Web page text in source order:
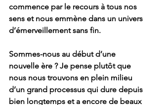
commence par le recours à tous nos
sens et nous emmène dans un univers
d’émerveillement sans fin.
Sommes-nous au début d’une
nouvelle ère ? Je pense plutôt que
nous nous trouvons en plein milieu
d’un grand processus qui dure depuis
bien longtemps et a encore de beaux